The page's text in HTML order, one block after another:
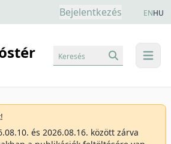
Bejelentkezés ENHU
menu
Keresés
és 2026.08.16. között zárva